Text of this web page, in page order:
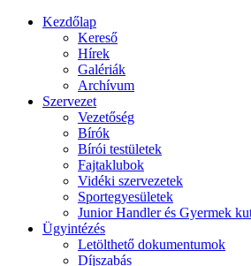
Kezdőlap
Kereső
Hírek
Galériák
Archívum
Szervezet
Vezetőség
Bírók
Bírói testületek
Fajtaklubok
Vidéki szervezetek
Sportegyesületek
Junior Handler és Gyermek
Ügyintézés
Letölthető dokumentumok
Díjszabás